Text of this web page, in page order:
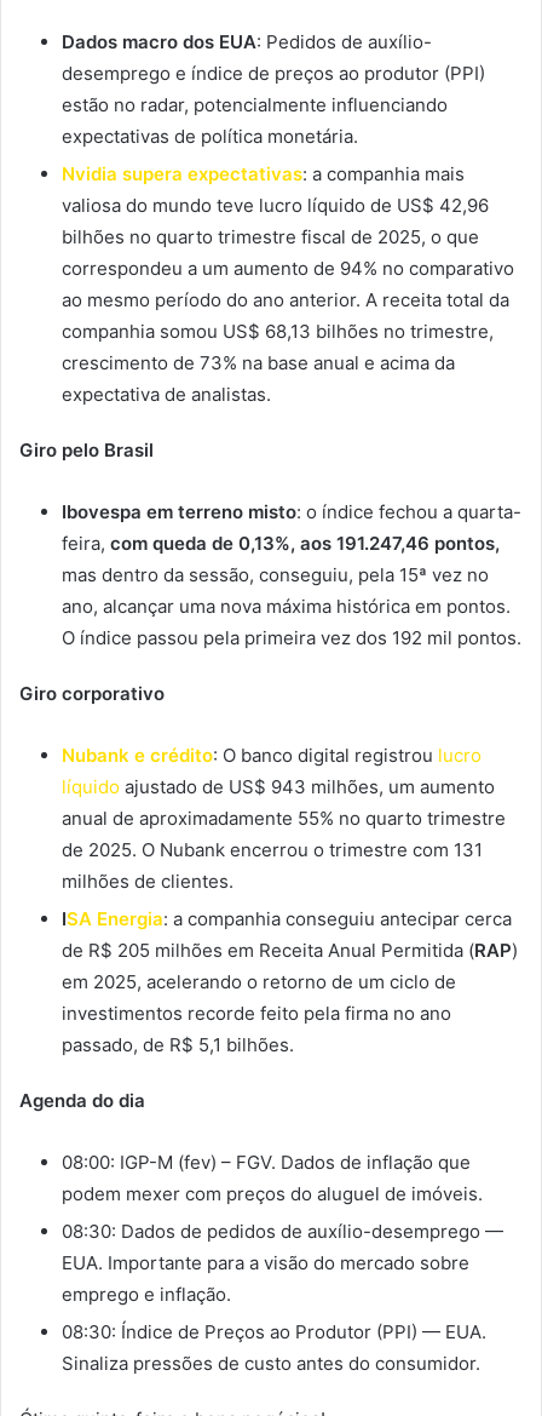
Dados macro dos EUA: Pedidos de auxílio-
desemprego e índice de preços ao produtor (PPI)
estão no radar, potencialmente influenciando
expectativas de política monetária.
Nvidia supera expectativas: a companhia mais
valiosa do mundo teve lucro líquido de US$ 42,96
bilhões no quarto trimestre fiscal de 2025, o que
correspondeu a um aumento de 94% no comparativo
ao mesmo período do ano anterior. A receita total da
companhia somou US$ 68,13 bilhões no trimestre,
crescimento de 73% na base anual e acima da
expectativa de analistas.
Giro pelo Brasil
Ibovespa em terreno misto: o índice fechou a quarta-
feira, com queda de 0,13%, aos 191.247,46 pontos,
mas dentro da sessão, conseguiu, pela 15ª vez no
ano, alcançar uma nova máxima histórica em pontos.
O índice passou pela primeira vez dos 192 mil pontos.
Giro corporativo
Nubank e crédito: O banco digital registrou lucro
líquido ajustado de US$ 943 milhões, um aumento
anual de aproximadamente 55% no quarto trimestre
de 2025. O Nubank encerrou o trimestre com 131
milhões de clientes.
ISA Energia: a companhia conseguiu antecipar cerca
de R$ 205 milhões em Receita Anual Permitida (RAP)
em 2025, acelerando o retorno de um ciclo de
investimentos recorde feito pela firma no ano
passado, de R$ 5,1 bilhões.
Agenda do dia
08:00: IGP-M (fev) – FGV. Dados de inflação que
podem mexer com preços do aluguel de imóveis.
08:30: Dados de pedidos de auxílio-desemprego —
EUA. Importante para a visão do mercado sobre
emprego e inflação.
08:30: Índice de Preços ao Produtor (PPI) — EUA.
Sinaliza pressões de custo antes do consumidor.